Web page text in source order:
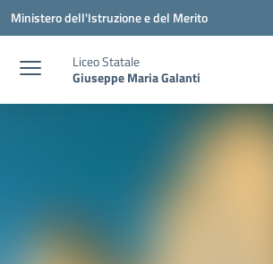
Vai ai contenuti
Vai al menu di navigazione
Vai al footer
Ministero dell'Istruzione e del Merito
Liceo Statale
Giuseppe Maria Galanti